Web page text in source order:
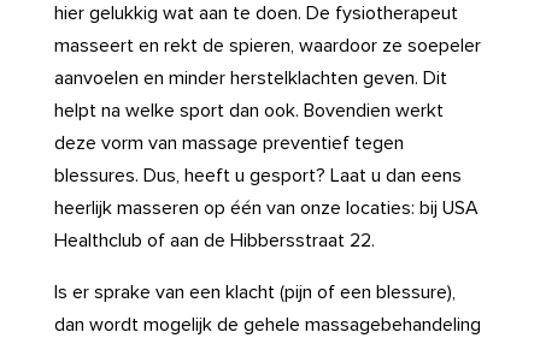
hier gelukkig wat aan te doen. De fysiotherapeut
masseert en rekt de spieren, waardoor ze soepeler
aanvoelen en minder herstelklachten geven. Dit
helpt na welke sport dan ook. Bovendien werkt
deze vorm van massage preventief tegen
blessures. Dus, heeft u gesport? Laat u dan eens
heerlijk masseren op één van onze locaties: bij USA
Healthclub of aan de Hibbersstraat 22.
Is er sprake van een klacht (pijn of een blessure),
dan wordt mogelijk de gehele massagebehandeling